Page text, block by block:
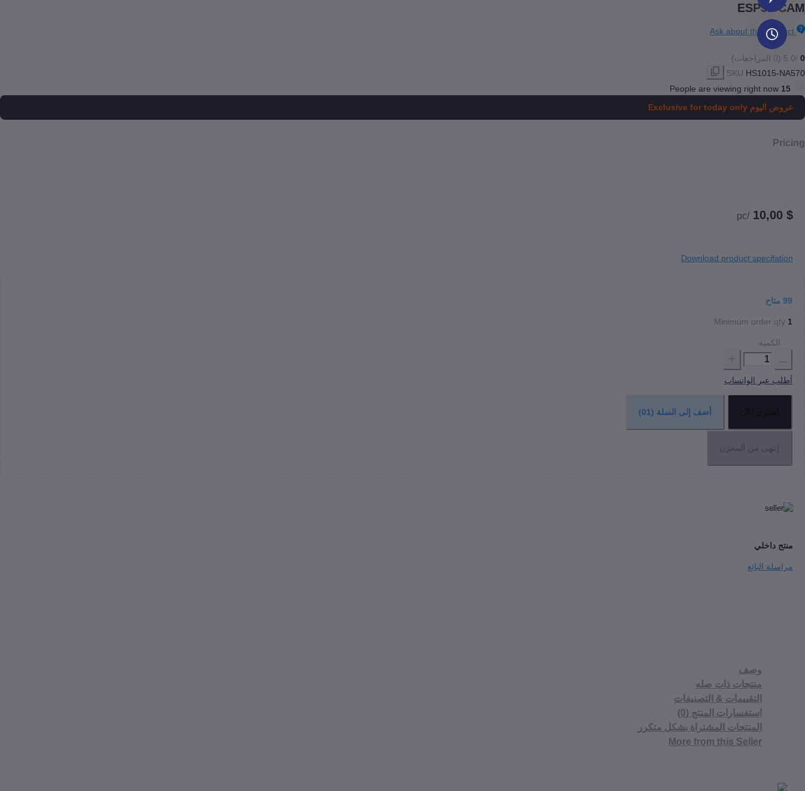
ESP32-CAM
Ask about this product
0
/5.0
(0 المراجعات)
SKU HS1015-NA570
16
People are viewing right now
عروض اليوم Exclusive for today only
Pricing
$ 10,00
/pc
Download product specifation
99 متاح
Minimum order qty 1
الكمية
أطلب عبر الواتساب
أضف إلى السلة (01)
إنتهى من المخزن
منتج داخلي
مراسلة البائع
وصف
منتجات ذات صله
التقييمات & التصنيفات
استفسارات المنتج (0)
المنتجات المشتراة بشكل متكرر
More from this Seller